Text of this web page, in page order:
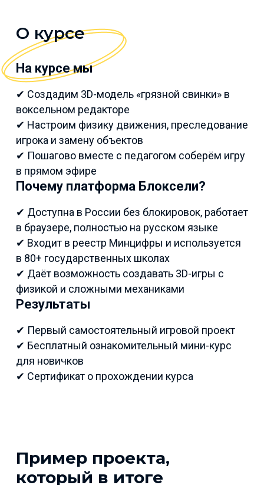
О курсе
На курсе мы
✔ Создадим 3D-модель «грязной свинки» в
воксельном редакторе
✔ Настроим физику движения, преследование
игрока и замену объектов
✔ Пошагово вместе с педагогом соберём игру
в прямом эфире
Почему платформа Блоксели?
✔ Доступна в России без блокировок, работает
в браузере, полностью на русском языке
✔ Входит в реестр Минцифры и используется
в 80+ государственных школах
✔ Даёт возможность создавать 3D-игры с
физикой и сложными механиками
Результаты
✔ Первый самостоятельный игровой проект
✔ Бесплатный ознакомительный мини-курс
для новичков
✔ Сертификат о прохождении курса
Пример проекта,
который в итоге